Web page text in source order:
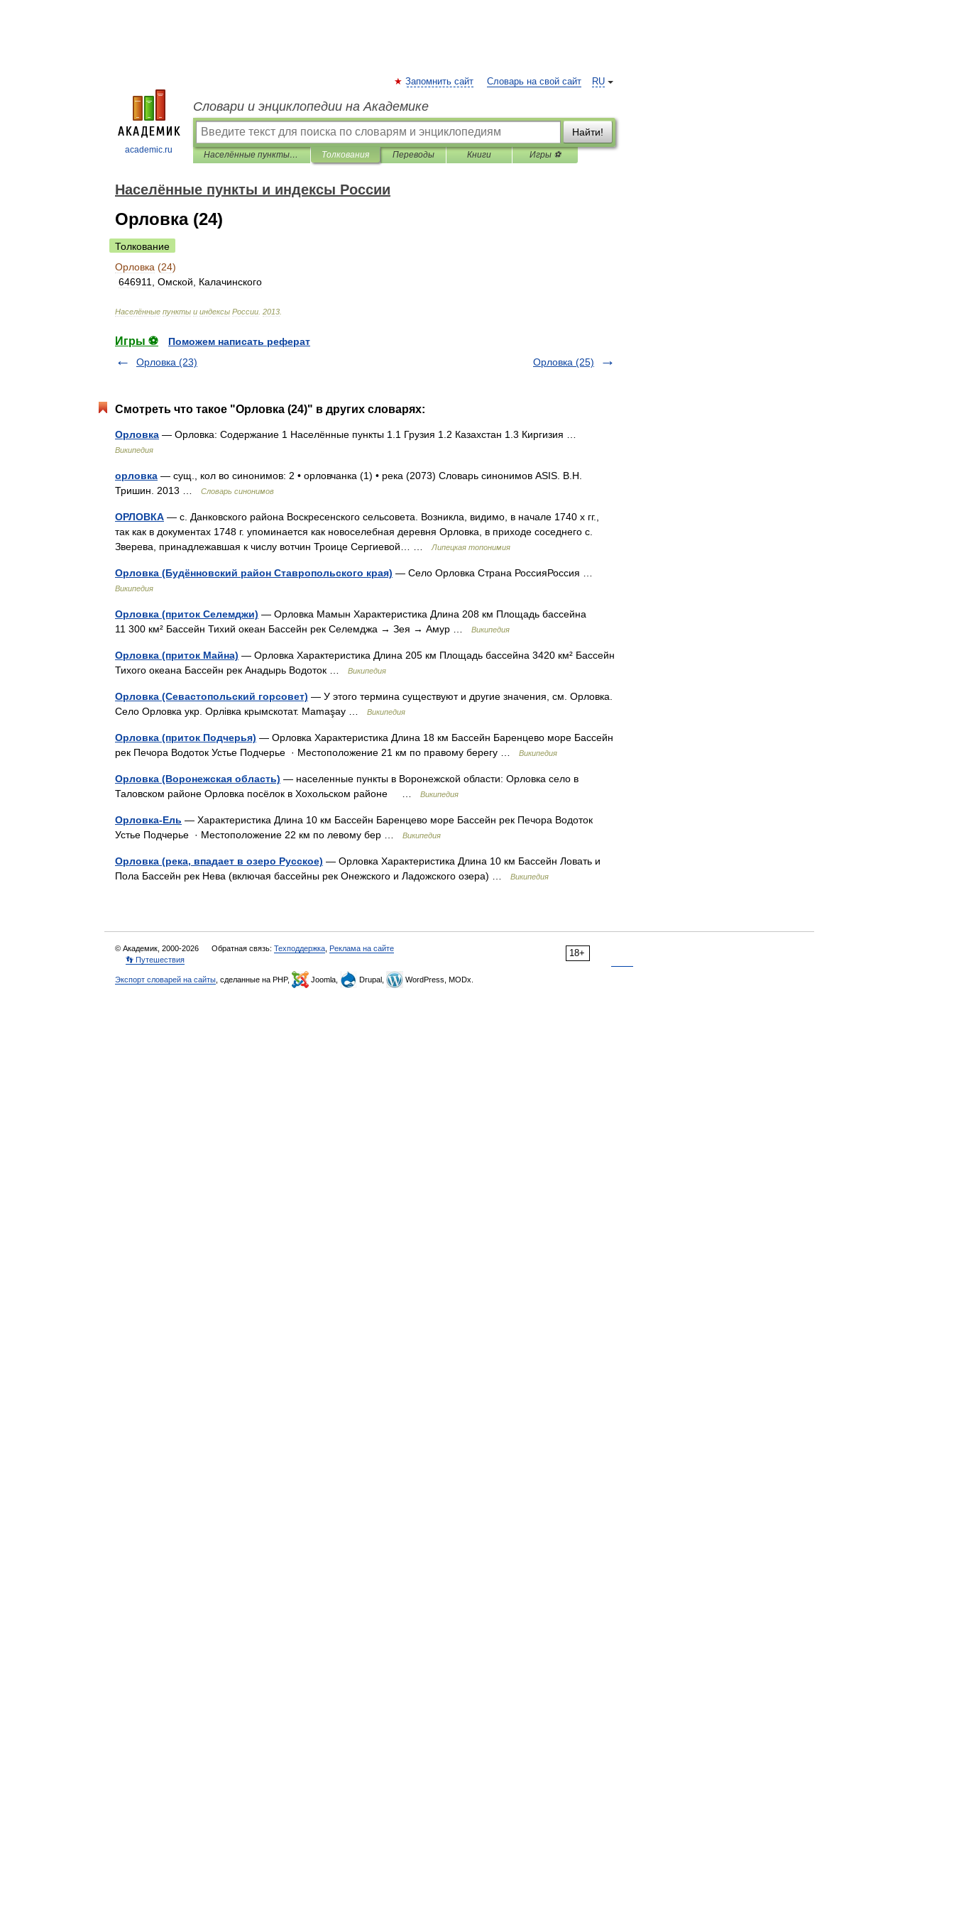
academic.ru
RU
Запомнить сайт Словарь на свой сайт
Словари и энциклопедии на Академике
Найти!
Населённые пункты и индексы России Толкования Переводы Книги Игры ⚽
Населённые пункты и индексы России
Орловка (24)
Толкование
Орловка (24)
646911
Омской Калачинского
Населённые пункты и индексы России 2013
Игры ⚽
Поможем написать реферат
Орловка (23)
Орловка (25)
Смотреть что такое "Орловка (24)" в других словарях:
Орловка — Орловка: Содержание 1 Населённые пункты 1.1 Грузия 1.2 Казахстан 1.3 Киргизия …
Википедия
орловка — сущ., кол во синонимов: 2 • орловчанка (1) • река (2073) Словарь синонимов ASIS. В.Н.
Тришин. 2013 …
Словарь синонимов
ОРЛОВКА — с. Данковского района Воскресенского сельсовета. Возникла, видимо, в начале 1740 х гг.,
так как в документах 1748 г. упоминается как новоселебная деревня Орловка, в приходе соседнего с.
Зверева, принадлежавшая к числу вотчин Троице Сергиевой… …
Липецкая топонимия
Орловка (Будённовский район Ставропольского края) — Село Орловка Страна РоссияРоссия …
Википедия
Орловка (приток Селемджи) — Орловка Мамын Характеристика Длина 208 км Площадь бассейна
11 300 км² Бассейн Тихий океан Бассейн рек Селемджа → Зея → Амур …
Википедия
Орловка (приток Майна) — Орловка Характеристика Длина 205 км Площадь бассейна 3420 км² Бассейн
Тихого океана Бассейн рек Анадырь Водоток …
Википедия
Орловка (Севастопольский горсовет) — У этого термина существуют и другие значения, см. Орловка.
Село Орловка укр. Орлівка крымскотат. Mamaşay …
Википедия
Орловка (приток Подчерья) — Орловка Характеристика Длина 18 км Бассейн Баренцево море Бассейн
рек Печора Водоток Устье Подчерье · Местоположение 21 км по правому берегу …
Википедия
Орловка (Воронежская область) — населенные пункты в Воронежской области: Орловка село в
Таловском районе Орловка посёлок в Хохольском районе …
Википедия
Орловка-Ель — Характеристика Длина 10 км Бассейн Баренцево море Бассейн рек Печора Водоток
Устье Подчерье · Местоположение 22 км по левому бер …
Википедия
Орловка (река, впадает в озеро Русское) — Орловка Характеристика Длина 10 км Бассейн Ловать и
Пола Бассейн рек Нева (включая бассейны рек Онежского и Ладожского озера) …
Википедия
18+
© Академик, 2000-2026 Обратная связь: Техподдержка Реклама на сайте
👣 Путешествия
Экспорт словарей на сайты , сделанные на PHP, Joomla, Drupal, WordPress, MODx.